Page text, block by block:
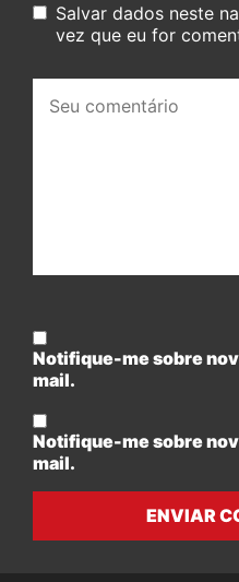
Salvar dados neste
vez que eu for
comentário:
Notifique-me sobre
mail.
Notifique-me sobre
mail.
ENVIAR